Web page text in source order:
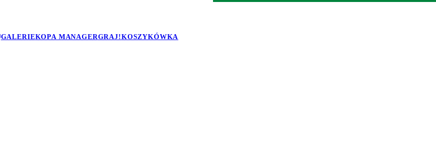
GALERIEKOPA MANAGERGRAJ!KOSZYKÓWKA